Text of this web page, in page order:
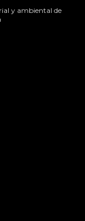
y ambiental de